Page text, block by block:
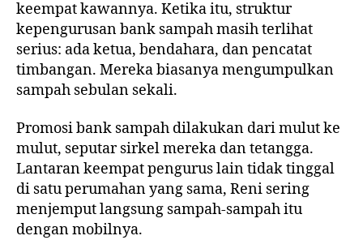
keempat kawannya. Ketika itu, struktur
kepengurusan bank sampah masih terlihat
serius: ada ketua, bendahara, dan pencatat
timbangan. Mereka biasanya mengumpulkan
sampah sebulan sekali.
Promosi bank sampah dilakukan dari mulut ke
mulut, seputar sirkel mereka dan tetangga.
Lantaran keempat pengurus lain tidak tinggal
di satu perumahan yang sama, Reni sering
menjemput langsung sampah-sampah itu
dengan mobilnya.